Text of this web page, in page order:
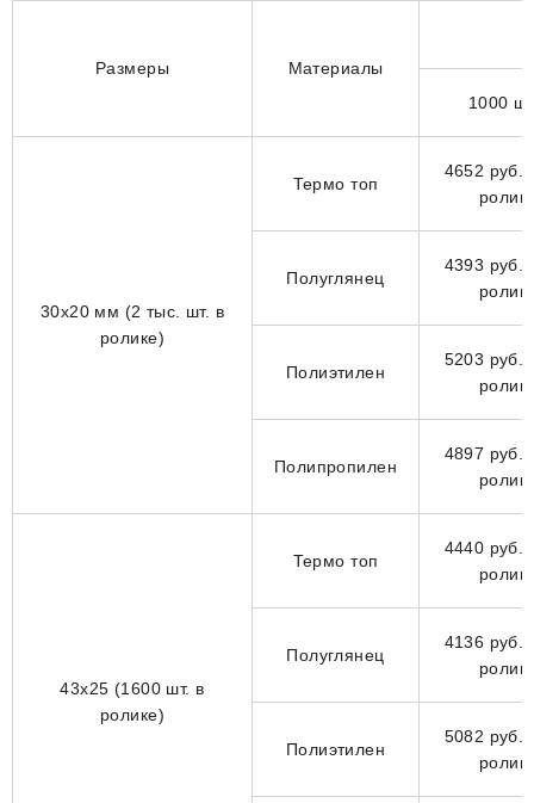
Размеры
Материалы
1000
30х20 мм (2 тыс. шт. в
ролике)
Термо топ
4652 руб.
ролик
Полуглянец
4393 руб.
ролик
Полиэтилен
5203 руб.
ролик
Полипропилен
4897 руб.
ролик
43х25 (1600 шт. в
ролике)
Термо топ
4440 руб.
ролик
Полуглянец
4136 руб.
ролик
Полиэтилен
5082 руб.
ролик